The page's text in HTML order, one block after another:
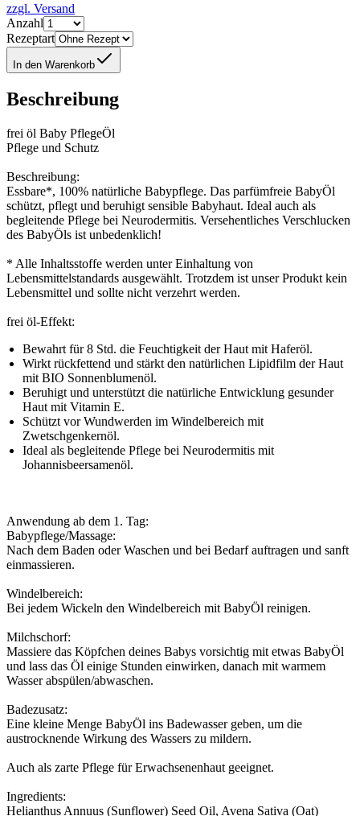
zzgl. Versand
Anzahl
Rezeptart
In den Warenkorb
Beschreibung
frei öl Baby PflegeÖl
Pflege und Schutz
Beschreibung:
Essbare*, 100% natürliche Babypflege. Das parfümfreie BabyÖl
schützt, pflegt und beruhigt sensible Babyhaut. Ideal auch als
begleitende Pflege bei Neurodermitis. Versehentliches Verschlucken
des BabyÖls ist unbedenklich!
* Alle Inhaltsstoffe werden unter Einhaltung von
Lebensmittelstandards ausgewählt. Trotzdem ist unser Produkt kein
Lebensmittel und sollte nicht verzehrt werden.
frei öl-Effekt:
Bewahrt für 8 Std. die Feuchtigkeit der Haut mit Haferöl.
Wirkt rückfettend und stärkt den natürlichen Lipidfilm der Haut
mit BIO Sonnenblumenöl.
Beruhigt und unterstützt die natürliche Entwicklung gesunder
Haut mit Vitamin E.
Schützt vor Wundwerden im Windelbereich mit
Zwetschgenkernöl.
Ideal als begleitende Pflege bei Neurodermitis mit
Johannisbeersamenöl.
Anwendung ab dem 1. Tag:
Babypflege/Massage:
Nach dem Baden oder Waschen und bei Bedarf auftragen und sanft
einmassieren.
Windelbereich:
Bei jedem Wickeln den Windelbereich mit BabyÖl reinigen.
Milchschorf:
Massiere das Köpfchen deines Babys vorsichtig mit etwas BabyÖl
und lass das Öl einige Stunden einwirken, danach mit warmem
Wasser abspülen/abwaschen.
Badezusatz:
Eine kleine Menge BabyÖl ins Badewasser geben, um die
austrocknende Wirkung des Wassers zu mildern.
Auch als zarte Pflege für Erwachsenenhaut geeignet.
Ingredients:
Helianthus Annuus (Sunflower) Seed Oil, Avena Sativa (Oat)